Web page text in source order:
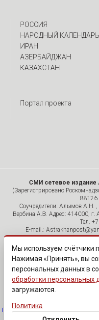
РОССИЯ
НАРОДНЫЙ КАЛЕНДАРЬ
ИРАН
АЗЕРБАЙДЖАН
КАЗАХСТАН
Портал проекта
СМИ сетевое издание
(Зарегистрировано
88126
Соучредители: Алымов А.Н.
Вербина А.В. Адрес: 414000, г.
Тел.
E-mail.:
размещенных на
допускается исключительно
активной гиперссылки на
читателей сайта размещаются
Редакция оставляет за
отредактировать, если
«САЙТ
Политика обработки
Мы используем счётчики
Нажимая «Принять», вы
персональных данных в
обработки персональных
загружаются.
Политика